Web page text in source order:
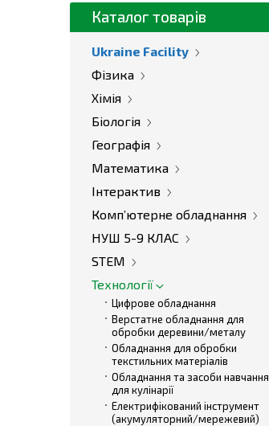
Каталог товарів
Ukraine Facility
Фізика
Хімія
Біологія
Географія
Математика
Інтерактив
Комп’ютерне обладнання
НУШ 5-9 КЛАС
STEM
Технології
Цифрове обладнання
Верстатне обладнання для
обробки деревини/металу
Обладнання для обробки
текстильних матеріалів
Обладнання та засоби навчання
для кулінарії
Електрифікований інструмент
(акумуляторний/мережевий)